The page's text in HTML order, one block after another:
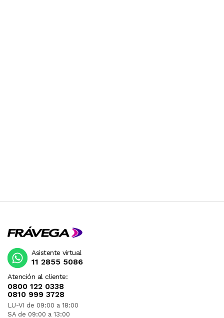
Atención al cliente:
0800 122 0338
0810 999 3728
LU-VI de 09:00 a 18:00
SA de 09:00 a 13:00
Asistente virtual
11 2855 5086